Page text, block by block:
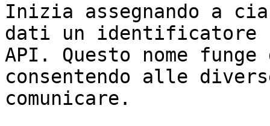
Inizia assegnando a
dati un identificatore
API. Questo nome
consentendo alle
comunicare.